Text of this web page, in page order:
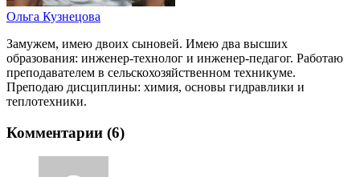
Ольга Кузнецова
Замужем, имею двоих сыновей. Имею два высших
образования: инженер-технолог и инженер-педагог. Работаю
преподавателем в сельскохозяйственном техникуме.
Преподаю дисциплины: химия, основы гидравлики и
теплотехники.
Комментарии (6)